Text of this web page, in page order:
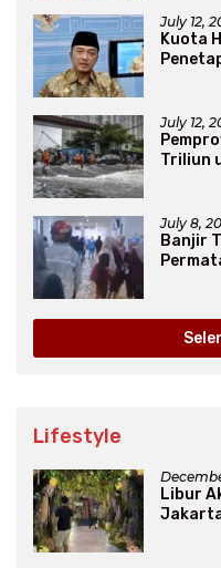
July 12,
Kuota
July 12,
Triliun
July 8,
Banjir
Lifestyle
Libur